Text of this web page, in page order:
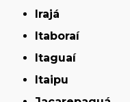
Irajá
Itaboraí
Itaguaí
Itaipu